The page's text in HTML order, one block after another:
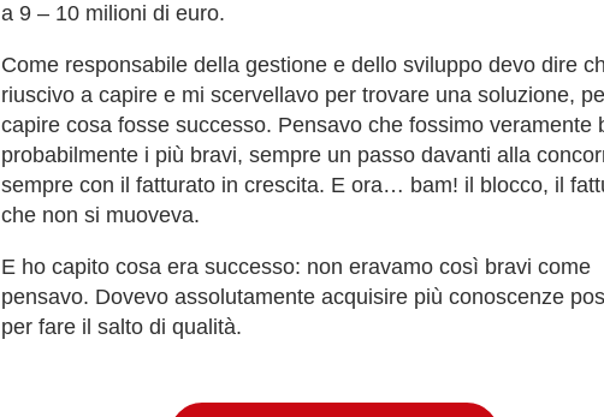
a 9 – 10 milioni di euro.
Come responsabile della gestione e dello sviluppo devo dire
riuscivo a capire e mi scervellavo per trovare una soluzione,
capire cosa fosse successo. Pensavo che fossimo veramente
probabilmente i più bravi, sempre un passo davanti alla
sempre con il fatturato in crescita. E ora… bam! il blocco, il
che non si muoveva.
E ho capito cosa era successo: non eravamo così bravi come
pensavo. Dovevo assolutamente acquisire più conoscenze
per fare il salto di qualità.